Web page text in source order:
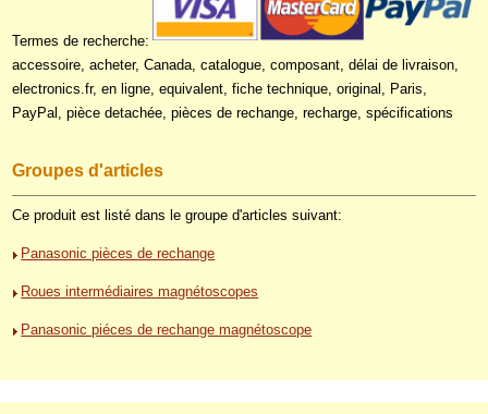
Termes de recherche:
accessoire, acheter, Canada, catalogue, composant, délai de livraison,
electronics.fr, en ligne, equivalent, fiche technique, original, Paris,
PayPal, pièce detachée, pièces de rechange, recharge, spécifications
Groupes d'articles
Ce produit est listé dans le groupe d'articles suivant:
Panasonic pièces de rechange
Roues intermédiaires magnétoscopes
Panasonic piéces de rechange magnétoscope